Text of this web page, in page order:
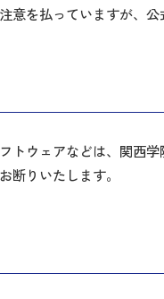
を払っていますが、
トウェアなどは、関西
断りいたします。